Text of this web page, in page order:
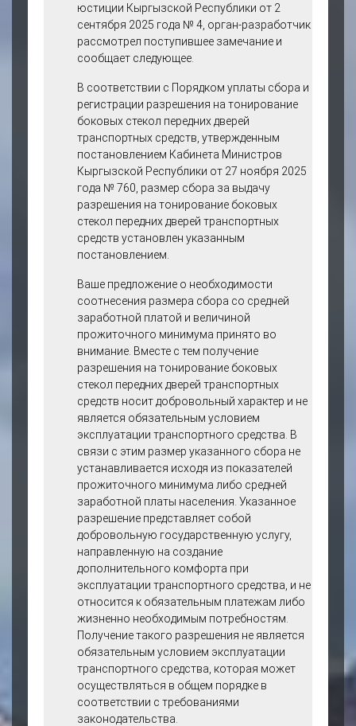
проведенных аналогичных
мероприятий по
оформлению разрешений
на тонирование
транспортных средств
показали высокую
эффективность
временного снижения
размера сбора как
с финансовой, так и с
организационной точки
зрения. Основной объем
обращений и
соответствующих
поступлений
короткого периода
времени, что
свидетельствует о наличии
выраженного
стимулирующего эффекта
временных мер.
Кроме того, отмечалась
положительная динамика
увеличения количества
обращений граждан за
получением разрешений, а
также рост уровня
легализации ранее
неоформленных
тонировок. Реализация
уазанного механизма
может рассматриваться
как эффективный
инструмент повышения
собираемости платежей и
упорядочения сферы
допуска транспортных
средств к эксплуатации.
В этой связи проектом
постановления
предлагается проведение
акции по оплате сбора за
будет 2 месяца голодать, первый месяц
оплата за тонировку, второй месяц пока не
получит заработную плату.
внести изменения в части оплаты по
полугодию, к примеру: тонировка на пол
года 15 000 сом или ежеквартально, по
9000 сом, на время летнего периода когда
юстиции Кыргызской Республики от 2
сентября 2025 года № 4, орган-разработчик
рассмотрел поступившее замечание и
сообщает следующее.
В соответствии с Порядком уплаты сбора и
регистрации разрешения на тонирование
боковых стекол передних дверей
транспортных средств, утвержденным
постановлением Кабинета Министров
Кыргызской Республики от 27 ноября 2025
года № 760, размер сбора за выдачу
разрешения на тонирование боковых
стекол передних дверей транспортных
средств установлен указанным
постановлением.
Ваше предложение о необходимости
соотнесения размера сбора со средней
заработной платой и величиной
прожиточного минимума принято во
внимание. Вместе с тем получение
разрешения на тонирование боковых
стекол передних дверей транспортных
средств носит добровольный характер и не
является обязательным условием
эксплуатации транспортного средства. В
связи с этим размер указанного сбора не
устанавливается исходя из показателей
прожиточного минимума либо средней
заработной платы населения. Указанное
разрешение представляет собой
добровольную государственную услугу,
направленную на создание
дополнительного комфорта при
эксплуатации транспортного средства, и не
относится к обязательным платежам либо
жизненно необходимым потребностям.
Получение такого разрешения не является
обязательным условием эксплуатации
транспортного средства, которая может
осуществляться в общем порядке в
соответствии с требованиями
законодательства.